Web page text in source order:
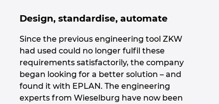
Design, standardise, automate
Since the previous engineering tool ZKW
had used could no longer fulfil these
requirements satisfactorily, the company
began looking for a better solution – and
found it with EPLAN. The engineering
experts from Wieselburg have now been